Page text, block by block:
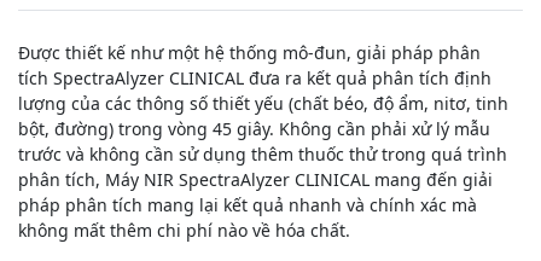
Được thiết kế như một hệ thống mô-đun, giải pháp phân
tích SpectraAlyzer CLINICAL đưa ra kết quả phân tích định
lượng của các thông số thiết yếu (chất béo, độ ẩm, nitơ, tinh
bột, đường) trong vòng 45 giây. Không cần phải xử lý mẫu
trước và không cần sử dụng thêm thuốc thử trong quá trình
phân tích, Máy NIR SpectraAlyzer CLINICAL mang đến giải
pháp phân tích mang lại kết quả nhanh và chính xác mà
không mất thêm chi phí nào về hóa chất.